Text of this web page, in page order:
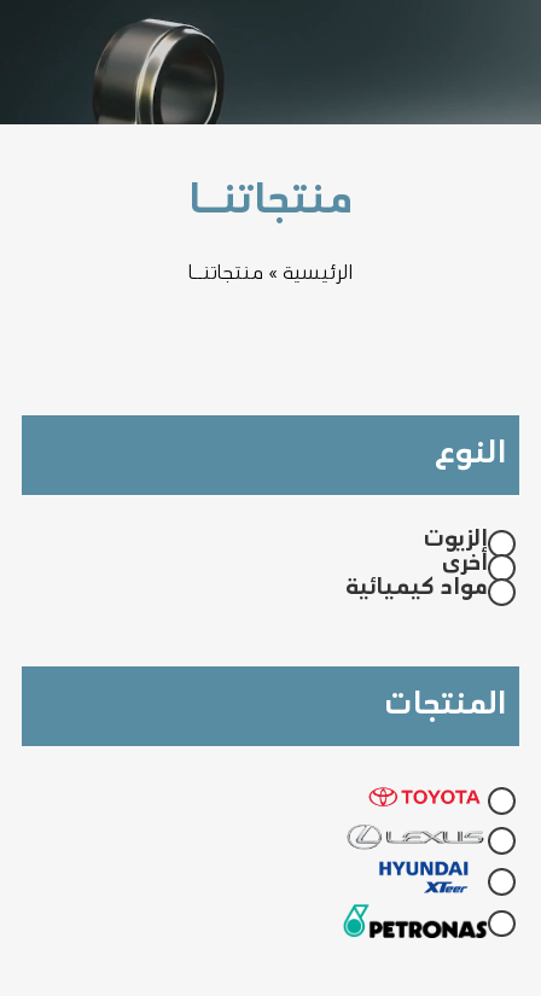
منتجاتنــا
الرئيسية» منتجاتنــا
النوع
الزيوت
أخرى
مواد كيميائية
المنتجات